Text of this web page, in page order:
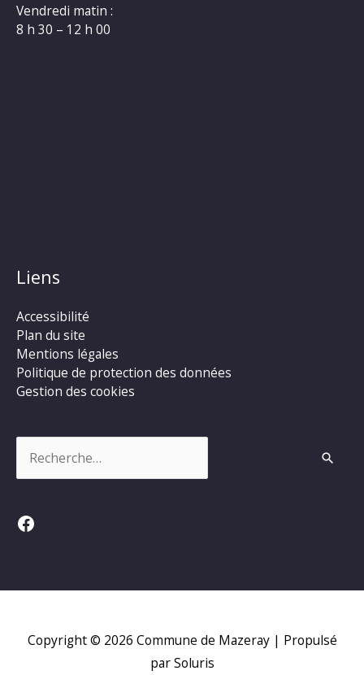
Vendredi matin :
8 h 30 – 12 h 00
Liens
Accessibilité
Plan du site
Mentions légales
Politique de protection des données
Gestion des cookies
Facebook
Copyright © 2026 Commune de Mazeray| Propulsé
par Soluris